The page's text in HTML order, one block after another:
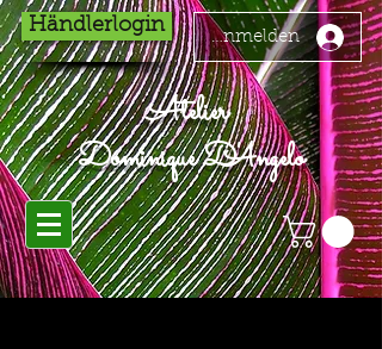
Händlerlogin
Anmelden
Atelier
Dominique D'Angelo